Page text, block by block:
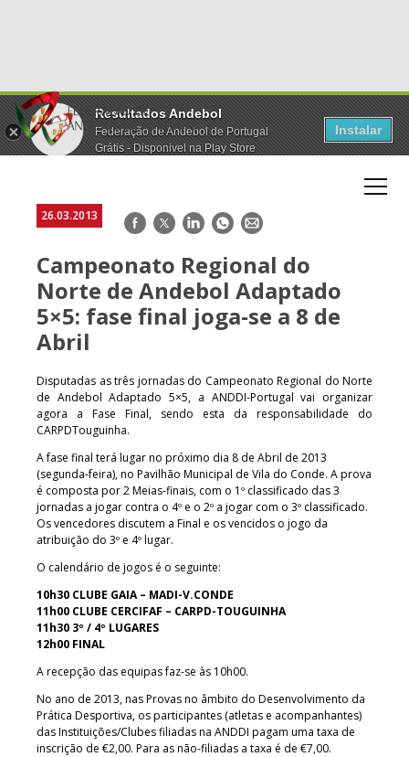
Resultados Andebol
Federação de Andebol de Portugal
Grátis - Disponivel na Play Store
Instalar
26.03.2013 Facebook
TwitterLinkedInWhatsApp
E-
Campeonato Regional do
Norte de Andebol Adaptado
5×5: fase final joga-se a 8 de
Abril
Disputadas as três jornadas do Campeonato Regional do Norte
de Andebol Adaptado 5×5, a ANDDI-Portugal vai organizar
agora a Fase Final, sendo esta da responsabilidade do
CARPDTouguinha.
A fase final terá lugar no próximo dia 8 de Abril de 2013
(segunda-feira), no Pavilhão Municipal de Vila do Conde. A prova
é composta por 2 Meias-finais, com o 1º classificado das 3
jornadas a jogar contra o 4º e o 2º a jogar com o 3º classificado.
Os vencedores discutem a Final e os vencidos o jogo da
atribuição do 3º e 4º lugar.
O calendário de jogos é o seguinte:
10h30 CLUBE GAIA – MADI-V.CONDE
11h00 CLUBE CERCIFAF – CARPD-TOUGUINHA
11h30 3º / 4º LUGARES
12h00 FINAL
A recepção das equipas faz-se às 10h00.
No ano de 2013, nas Provas no âmbito do Desenvolvimento da
Prática Desportiva, os participantes (atletas e acompanhantes)
das Instituições/Clubes filiadas na ANDDI pagam uma taxa de
inscrição de €2,00. Para as não-filiadas a taxa é de €7,00.